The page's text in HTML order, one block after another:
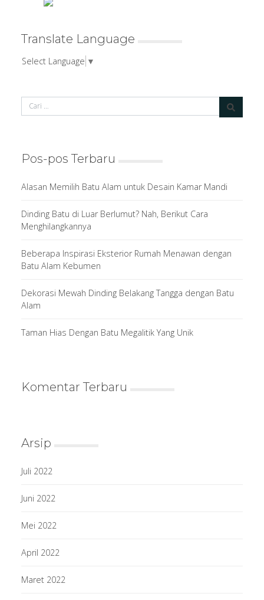
Translate Language
Select Language ▼
Pos-pos Terbaru
Alasan Memilih Batu Alam untuk Desain Kamar Mandi
Dinding Batu di Luar Berlumut? Nah, Berikut Cara
Menghilangkannya
Beberapa Inspirasi Eksterior Rumah Menawan dengan
Batu Alam Kebumen
Dekorasi Mewah Dinding Belakang Tangga dengan Batu
Alam
Taman Hias Dengan Batu Megalitik Yang Unik
Komentar Terbaru
Arsip
Juli 2022
Juni 2022
Mei 2022
April 2022
Maret 2022